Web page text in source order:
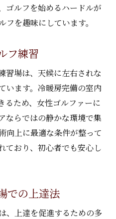
ゴルフを始めるハードルが
を趣味にしています。
フ練習
習場は、天候に左右されな
います。冷暖房完備の室内
るため、女性ゴルファーに
ならではの静かな環境で集
向上に最適な条件が整って
ており、初心者でも安心し
での上達法
、上達を促進するための多